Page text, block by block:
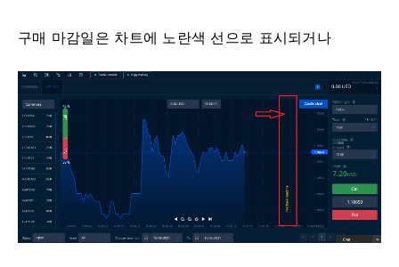
구매 마감일은 차트에 노란색 선으로 표시되거나